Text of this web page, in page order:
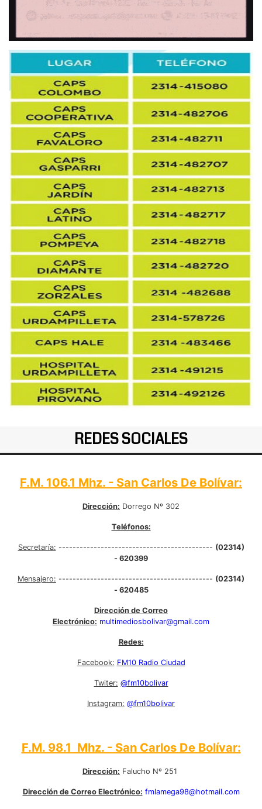
REDES SOCIALES
F.M. 106.1 Mhz. - San Carlos De Bolívar:
Dirección: Dorrego Nº 302
Teléfonos:
Secretaría: -------------------------------------------- (02314)
- 620399
Mensajero: -------------------------------------------- (02314)
- 620485
Dirección de Correo
Electrónico: multimediosbolivar@gmail.com
Redes:
Facebook: FM10 Radio Ciudad
Twiter: @fm10bolivar
Instagram: @fm10bolivar
F.M. 98.1 Mhz. - San Carlos De Bolívar:
Dirección: Falucho Nº 251
Dirección de Correo Electrónico: fmlamega98@hotmail.com